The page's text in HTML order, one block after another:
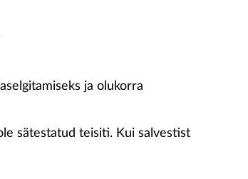
ja olukorra
sätestatud teisiti. Kui salvestist